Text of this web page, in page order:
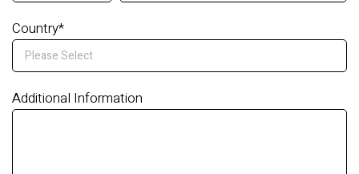
Country*
Additional Information